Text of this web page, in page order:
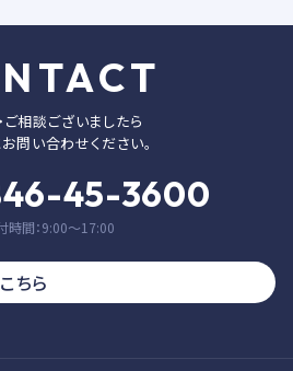
ご相談ございましたら
問い合わせください。
45-3600
時間：9:00〜17:00
ちら